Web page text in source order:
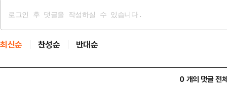
최신순 찬성순 반대순
0 개의 댓글 전